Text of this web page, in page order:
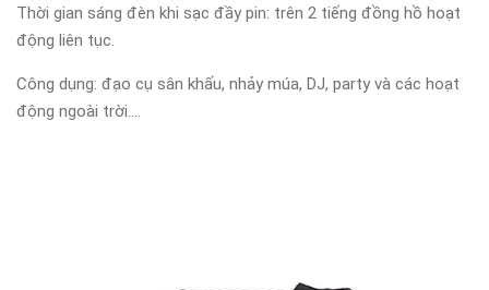
Thời gian sáng đèn khi sạc đầy pin: trên 2 tiếng đồng hồ hoạt
động liên tục.
Công dụng: đạo cụ sân khấu, nhảy múa, DJ, party và các hoạt
động ngoài trời....